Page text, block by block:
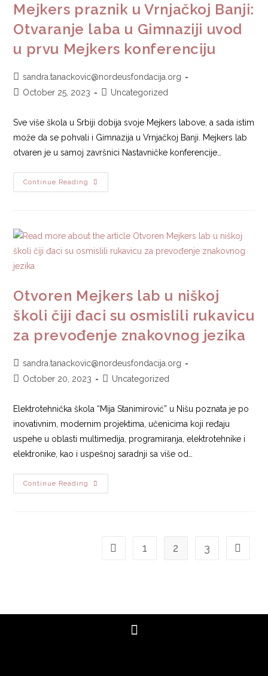
Mejkers praznik u Vrnjačkoj Banji:
Otvaranje laba u Gimnaziji uvod
u prvu Mejkers konferenciju
sandra.tanackovic@nordeusfondacija.org
October 25, 2023
Uncategorized
Sve više škola u Srbiji dobija svoje Mejkers labove, a sada istim
može da se pohvali i Gimnazija u Vrnjačkoj Banji. Mejkers lab
otvaren je u samoj završnici Nastavničke konferencije…
Continue Reading
Otvoren Mejkers lab u niškoj
školi čiji đaci su osmislili rukavicu
za prevođenje znakovnog jezika
sandra.tanackovic@nordeusfondacija.org
October 20, 2023
Uncategorized
Elektrotehnička škola “Mija Stanimirović” u Nišu poznata je po
inovativnim, modernim projektima, učenicima koji ređaju
uspehe u oblasti multimedija, programiranja, elektrotehnike i
elektronike, kao i uspešnoj saradnji sa više od…
Continue Reading
1 2 3